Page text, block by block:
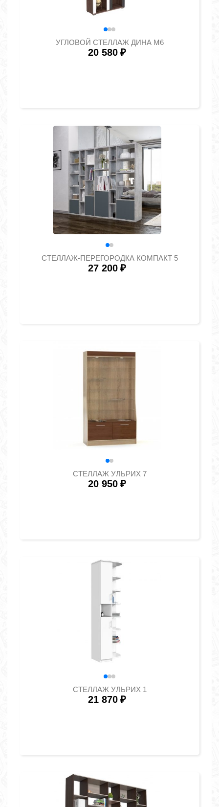
УГЛОВОЙ СТЕЛЛАЖ ДИНА М6
20 580 ₽
СТЕЛЛАЖ-ПЕРЕГОРОДКА КОМПАКТ 5
27 200 ₽
СТЕЛЛАЖ УЛЬРИХ 7
20 950 ₽
СТЕЛЛАЖ УЛЬРИХ 1
21 870 ₽